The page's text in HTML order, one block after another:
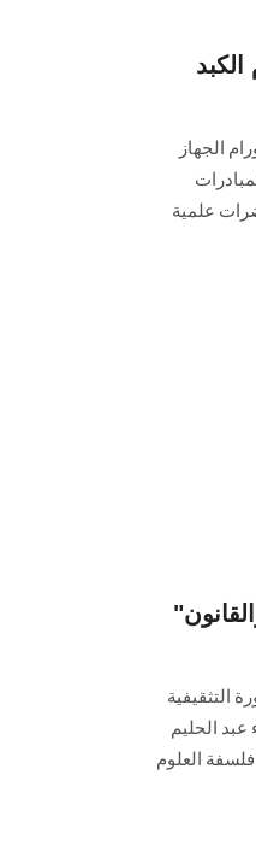
الجهاز
علمية
التثقيفية
عبد الحليم
العلوم